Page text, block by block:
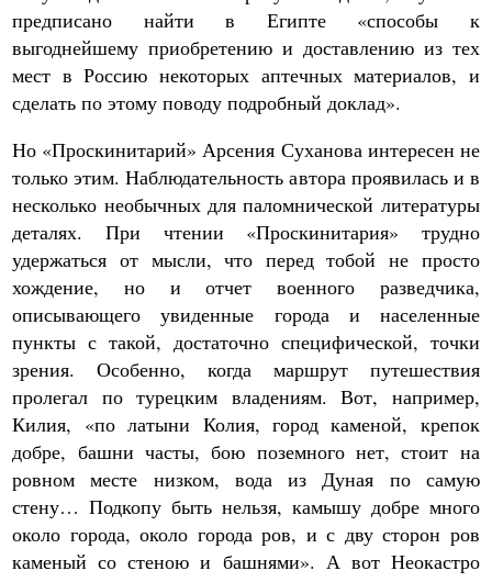
предписано найти в Египте «способы к
выгоднейшему приобретению и доставлению из тех
мест в Россию некоторых аптечных материалов, и
сделать по этому поводу подробный доклад».
Но «Проскинитарий» Арсения Суханова интересен не
только этим. Наблюдательность автора проявилась и в
несколько необычных для паломнической литературы
деталях. При чтении «Проскинитария» трудно
удержаться от мысли, что перед тобой не просто
хождение, но и отчет военного разведчика,
описывающего увиденные города и населенные
пункты с такой, достаточно специфической, точки
зрения. Особенно, когда маршрут путешествия
пролегал по турецким владениям. Вот, например,
Килия, «по латыни Колия, город каменой, крепок
добре, башни часты, бою поземного нет, стоит на
ровном месте низком, вода из Дуная по самую
стену… Подкопу быть нельзя, камышу добре много
около города, около города ров, и с дву сторон ров
каменый со стеною и башнями». А вот Неокастро